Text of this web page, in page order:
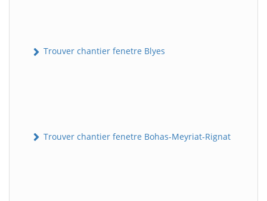
Trouver chantier fenetre Blyes
Trouver chantier fenetre Bohas-Meyriat-Rignat